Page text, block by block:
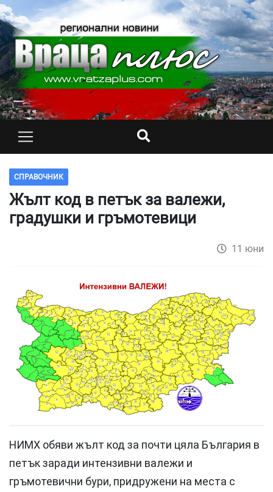
СПРАВОЧНИК
Жълт код в петък за валежи,
градушки и гръмотевици
11 юни
НИМХ обяви жълт код за почти цяла България в
петък заради интензивни валежи и
гръмотевични бури, придружени на места с